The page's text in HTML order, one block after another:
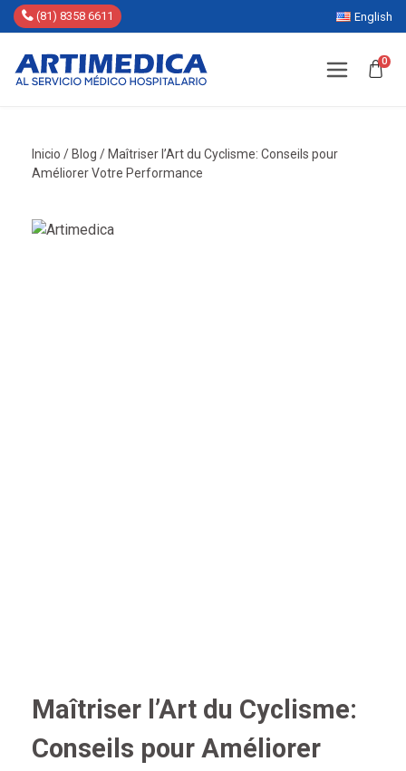
(81) 8358 6611 English
0
Inicio / Blog / Maîtriser l’Art du Cyclisme: Conseils pour
Améliorer Votre Performance
Maîtriser l’Art du Cyclisme:
Conseils pour Améliorer